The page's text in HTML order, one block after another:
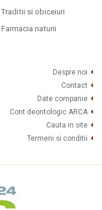
Traditii si obiceiuri
Farmacia naturii
Despre noi
Contact
Date companie
Cont deontologic ARCA
Cauta in site
Termeni si conditii